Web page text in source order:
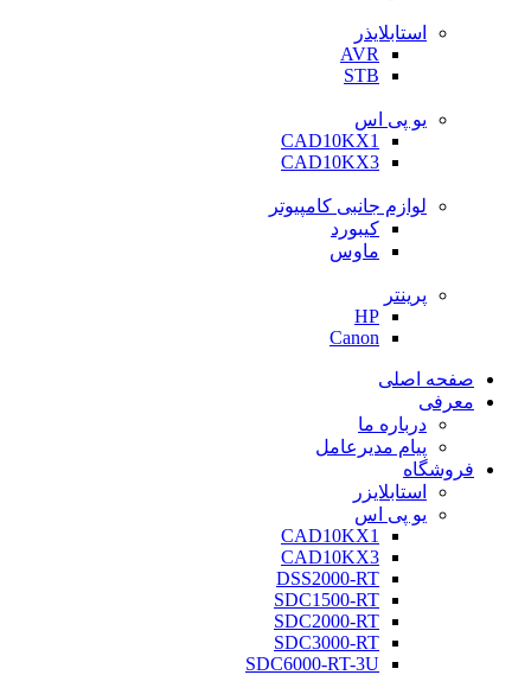
استابلایذر
AVR
STB
یو پی اس
CAD10KX1
CAD10KX3
لوازم جانبی کامپیوتر
کیبورد
ماوس
پرینتر
HP
Canon
صفحه اصلی
معرفی
درباره ما
پیام مدیرعامل
فروشگاه
استابلایزر
یو پی اس
CAD10KX1
CAD10KX3
DSS2000-RT
SDC1500-RT
SDC2000-RT
SDC3000-RT
SDC6000-RT-3U